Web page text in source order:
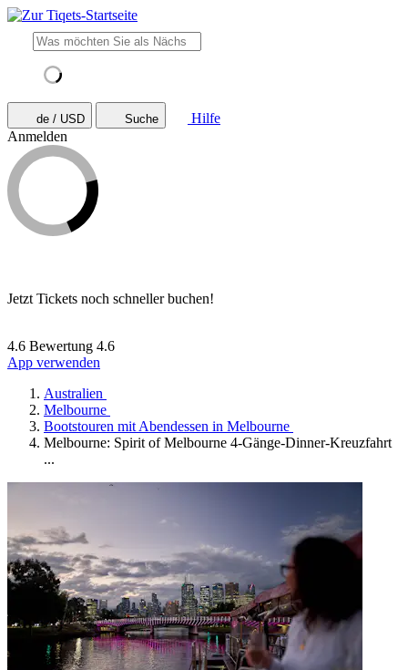
de / USD Suche
Hilfe
Anmelden
Jetzt Tickets noch schneller buchen!
4.6 Bewertung 4.6
App verwenden
Australien
Melbourne
Bootstouren mit Abendessen in Melbourne
Melbourne: Spirit of Melbourne 4-Gänge-Dinner-Kreuzfahrt
...